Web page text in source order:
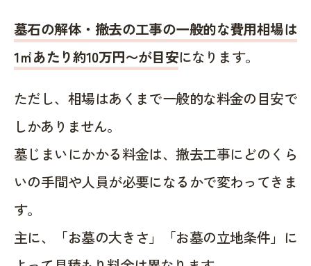
墓石の解体・撤去の工事の一般的な費用相場は
1㎡あたり約10万円〜が目安になります。
ただし、相場はあくまで一般的な料金の目安で
しかありません。
墓じまいにかかる料金は、撤去工事にどのくら
いの手間や人員が必要になるかで変わってきま
す。
主に、「お墓の大きさ」「お墓の立地条件」に